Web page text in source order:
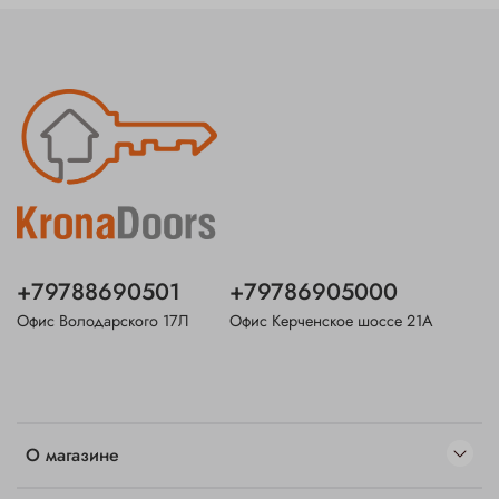
всегда будет тихо и тепло благодаря трем контурам
уплотнения и эффективному утеплению
пенополистиролом, надежно защищающим от
сквозняков и шума. Дверь удобна в использовании,
обеспечивая открывание на 180° и имея широкий
наличник 70 мм, а стандартные размеры 2050x860 мм и
2050x960 мм позволяют легко подобрать оптимальный
О магазине
+79788690501
Офис Володарского 17Л
+79786905000
Офис Керченское шоссе 21А